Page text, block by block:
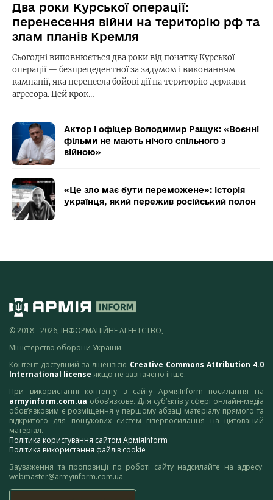
Два роки Курської операції:
перенесення війни на територію рф та
злам планів Кремля
Сьогодні виповнюється два роки від початку Курської
операції — безпрецедентної за задумом і виконанням
кампанії, яка перенесла бойові дії на територію держави-
агресора. Цей крок…
Актор і офіцер Володимир Ращук: «Воєнні
фільми не мають нічого спільного з
війною»
«Це зло має бути переможене»: історія
українця, який пережив російський полон
© 2018 - 2026, ІНФОРМАЦІЙНЕ АГЕНТСТВО,
Міністерство оборони України
Контент доступний за ліцензією Creative Commons Attribution 4.0
International license якщо не зазначено інше.
При використанні контенту з сайту АрміяInform посилання на
armyinform.com.ua обов’язкове. Для суб’єктів у сфері онлайн-медіа
обов’язковим є розміщення у першому абзаці матеріалу прямого та
відкритого для пошукових систем гіперпосилання на цитований
матеріал.
Політика користування сайтом АрміяInform
Політика використання файлів cookie
Зауваження та пропозиції по роботі сайту надсилайте на адресу:
webmaster@armyinform.com.ua